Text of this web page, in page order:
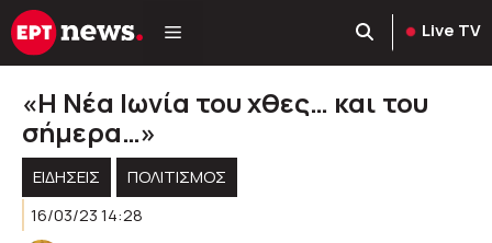
Μετάβαση
σε
Live TV
«Η Νέα Ιωνία του χθες… και του
σήμερα…»
ΕΙΔΗΣΕΙΣ
ΠΟΛΙΤΙΣΜΟΣ
16/03/23 14:28